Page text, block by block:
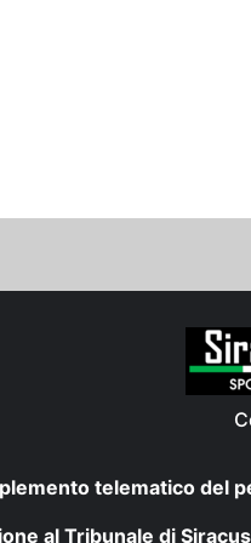
telematico del
al Tribunale di